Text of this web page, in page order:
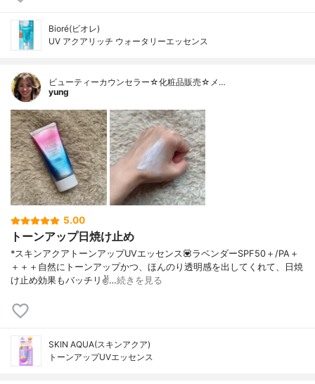
Bioré(ビオレ)
UV アクアリッチ ウォータリーエッセンス
ビューティーカウンセラー☆化粧品販売☆メ…
yung
5.00
トーンアップ日焼け止め
*スキンアクアトーンアップUVエッセンス💟ラベンダーSPF50＋/PA＋
＋＋＋自然にトーンアップかつ、ほんのり透明感を出してくれて、日焼
け止め効果もバッチリ✌️…続きを見る
SKIN AQUA(スキンアクア)
トーンアップUVエッセンス